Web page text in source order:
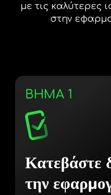
με τις καλύτερες
στην
ΒΗΜΑ 1
Κατεβάστε
την